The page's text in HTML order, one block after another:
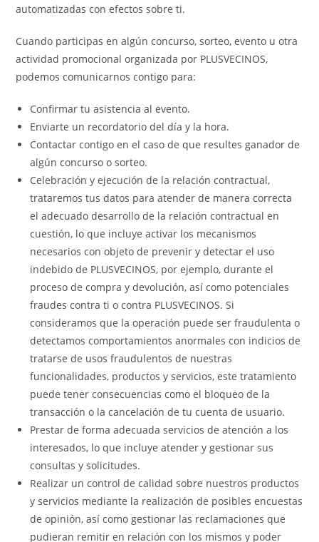
automatizadas con efectos sobre ti.
Cuando participas en algún concurso, sorteo, evento u otra
actividad promocional organizada por PLUSVECINOS,
podemos comunicarnos contigo para:
Confirmar tu asistencia al evento.
Enviarte un recordatorio del día y la hora.
Contactar contigo en el caso de que resultes ganador de
algún concurso o sorteo.
Celebración y ejecución de la relación contractual,
trataremos tus datos para atender de manera correcta
el adecuado desarrollo de la relación contractual en
cuestión, lo que incluye activar los mecanismos
necesarios con objeto de prevenir y detectar el uso
indebido de PLUSVECINOS, por ejemplo, durante el
proceso de compra y devolución, así como potenciales
fraudes contra ti o contra PLUSVECINOS. Si
consideramos que la operación puede ser fraudulenta o
detectamos comportamientos anormales con indicios de
tratarse de usos fraudulentos de nuestras
funcionalidades, productos y servicios, este tratamiento
puede tener consecuencias como el bloqueo de la
transacción o la cancelación de tu cuenta de usuario.
Prestar de forma adecuada servicios de atención a los
interesados, lo que incluye atender y gestionar sus
consultas y solicitudes.
Realizar un control de calidad sobre nuestros productos
y servicios mediante la realización de posibles encuestas
de opinión, así como gestionar las reclamaciones que
pudieran remitir en relación con los mismos y poder